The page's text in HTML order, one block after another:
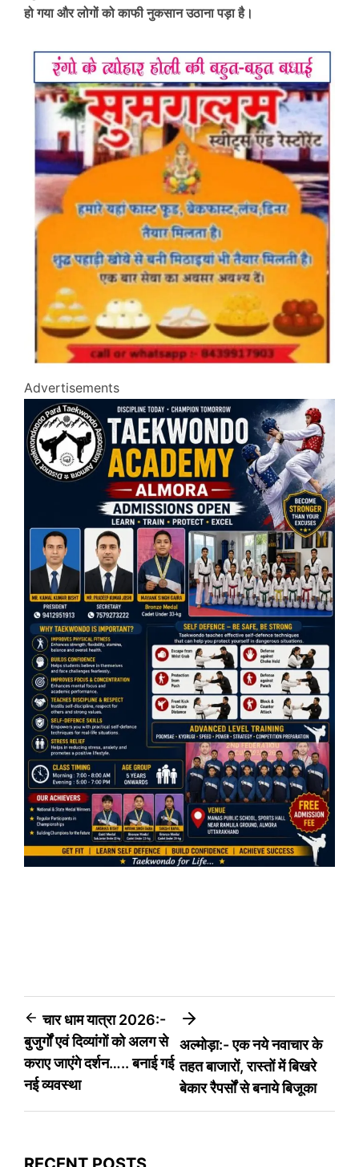
हो गया और लोगों को काफी नुकसान उठाना पड़ा है।
Advertisements
Post
navigation
चार धाम यात्रा 2026:-
बुजुर्गों एवं दिव्यांगों को अलग से
कराए जाएंगे दर्शन….. बनाई गई
नई व्यवस्था
अल्मोड़ा:- एक नये नवाचार के
तहत बाजारों, रास्तों में बिखरे
बेकार रैपर्सों से बनाये बिजूका